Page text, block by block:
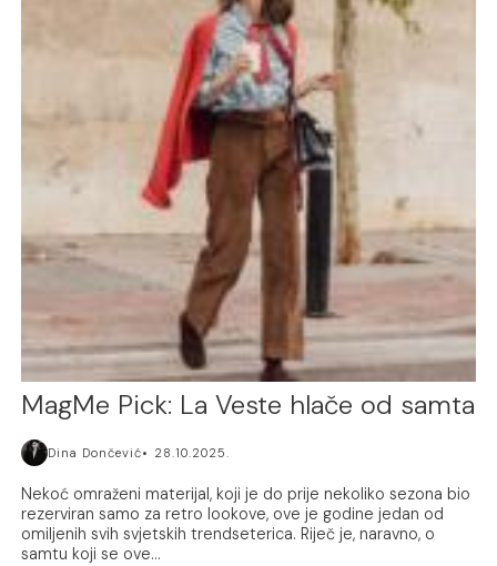
MagMe Pick: La Veste hlače od samta
Dina Dončević 28.10.2025.
Nekoć omraženi materijal, koji je do prije nekoliko sezona bio
rezerviran samo za retro lookove, ove je godine jedan od
omiljenih svih svjetskih trendseterica. Riječ je, naravno, o
samtu koji se ove...